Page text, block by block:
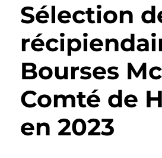
Sélection
Bourses
Comté de
en 2023